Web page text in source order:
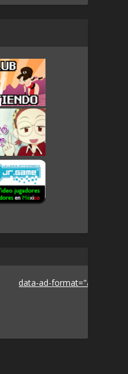
data-ad-format="auto">